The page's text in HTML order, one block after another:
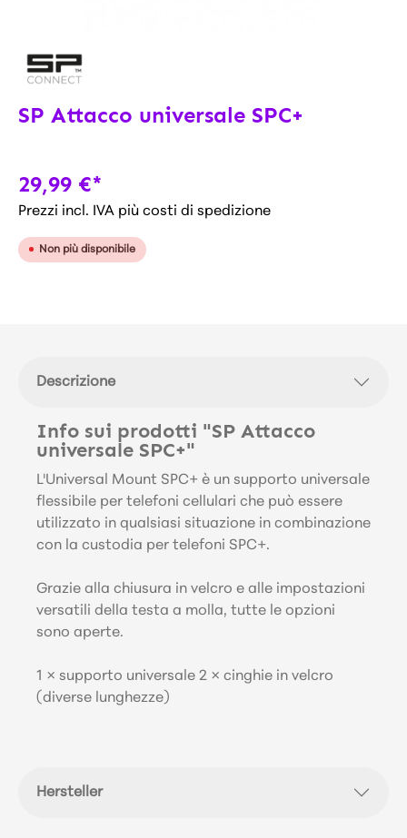
SP Attacco universale SPC+
29,99 €*
Prezzi incl. IVA più costi di spedizione
Non più disponibile
Descrizione
Info sui prodotti "SP Attacco
universale SPC+"
L'Universal Mount SPC+ è un supporto universale
flessibile per telefoni cellulari che può essere
utilizzato in qualsiasi situazione in combinazione
con la custodia per telefoni SPC+.
Grazie alla chiusura in velcro e alle impostazioni
versatili della testa a molla, tutte le opzioni
sono aperte.
1 × supporto universale 2 × cinghie in velcro
(diverse lunghezze)
Hersteller